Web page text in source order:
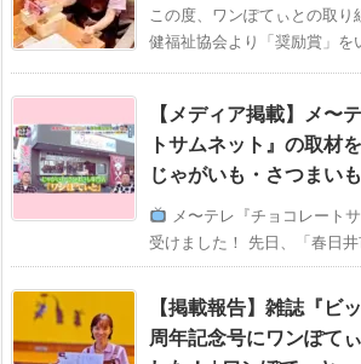
この度、ワンぽてぃとの取
健福祉協会より「奨励賞」を
【メディア掲載】メ〜
トサムネット』の取材
じゃがいも・さつまい
メ〜テレ『チョコレート
受けました！ 先日、「春日
【掲載報告】雑誌『ビ
周年記念号にワンぽて